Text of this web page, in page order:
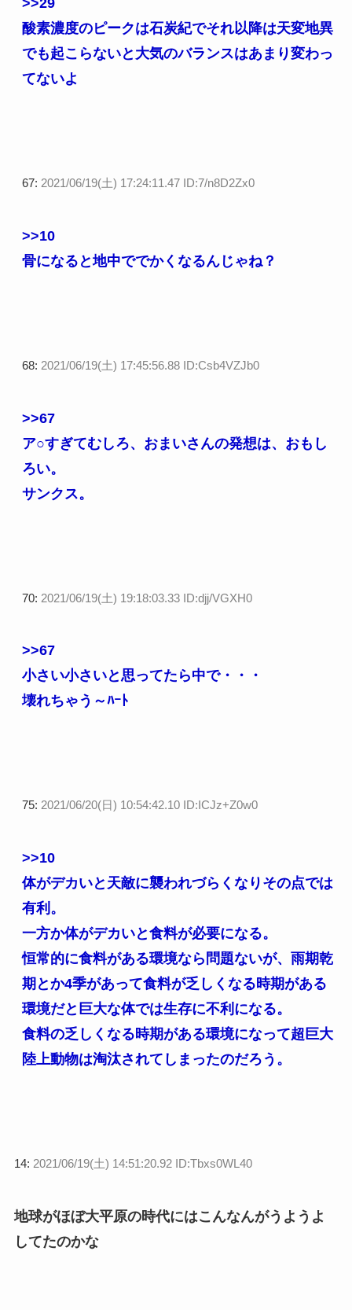
酸素濃度のピークは石炭紀でそれ以降は天変地異
でも起こらないと大気のバランスはあまり変わっ
てないよ
67: 2021/06/19(土) 17:24:11.47 ID:7/n8D2Zx0
>>10
骨になると地中ででかくなるんじゃね？
68: 2021/06/19(土) 17:45:56.88 ID:Csb4VZJb0
>>67
ア○すぎてむしろ、おまいさんの発想は、おもし
ろい。
サンクス。
70: 2021/06/19(土) 19:18:03.33 ID:djj/VGXH0
>>67
小さい小さいと思ってたら中で・・・
壊れちゃう～ﾊｰﾄ
75: 2021/06/20(日) 10:54:42.10 ID:ICJz+Z0w0
>>10
体がデカいと天敵に襲われづらくなりその点では
有利。
一方か体がデカいと食料が必要になる。
恒常的に食料がある環境なら問題ないが、雨期乾
期とか4季があって食料が乏しくなる時期がある
環境だと巨大な体では生存に不利になる。
食料の乏しくなる時期がある環境になって超巨大
陸上動物は淘汰されてしまったのだろう。
14: 2021/06/19(土) 14:51:20.92 ID:Tbxs0WL40
地球がほぼ大平原の時代にはこんなんがうようよ
してたのかな